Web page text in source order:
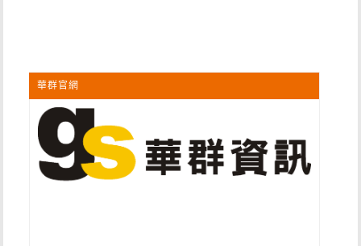
華群官網